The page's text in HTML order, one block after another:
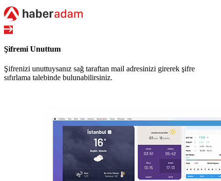
Şifremi Unuttum
Şifrenizi unuttuysanız sağ taraftan mail adresinizi girerek şifre
sıfırlama talebinde bulunabilirsiniz.